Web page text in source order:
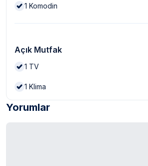
1 Komodin
Açık Mutfak
1 TV
1 Klima
Yorumlar